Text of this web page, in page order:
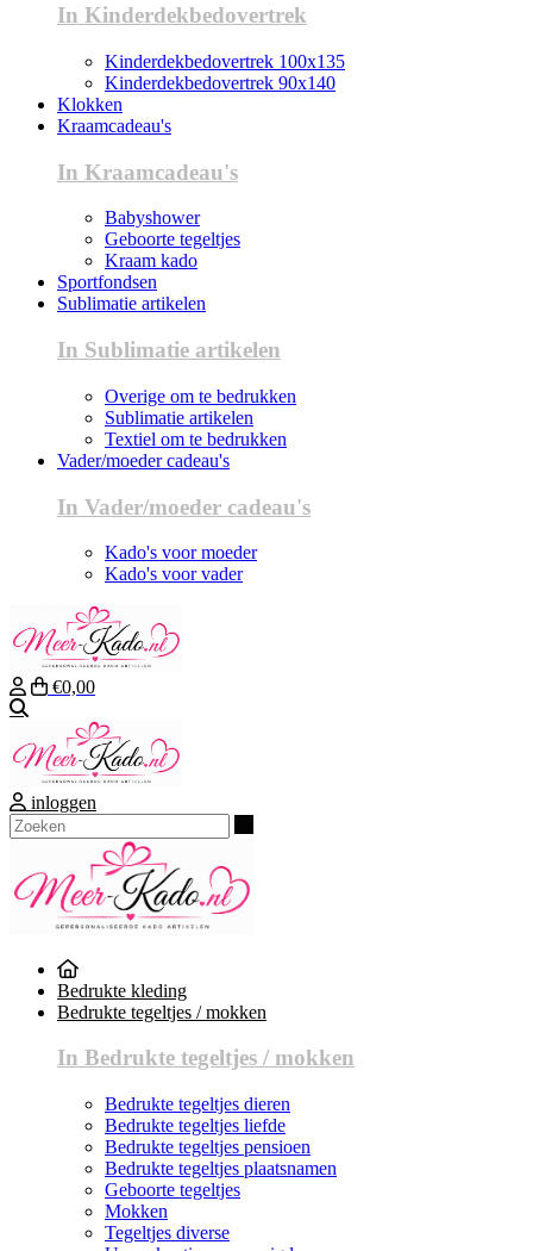
In Kinderdekbedovertrek
Kinderdekbedovertrek 100x135
Kinderdekbedovertrek 90x140
Klokken
Kraamcadeau's
In Kraamcadeau's
Babyshower
Geboorte tegeltjes
Kraam kado
Sportfondsen
Sublimatie artikelen
In Sublimatie artikelen
Overige om te bedrukken
Sublimatie artikelen
Textiel om te bedrukken
Vader/moeder cadeau's
In Vader/moeder cadeau's
Kado's voor moeder
Kado's voor vader
€0,00
inloggen
Bedrukte kleding
Bedrukte tegeltjes / mokken
In Bedrukte tegeltjes / mokken
Bedrukte tegeltjes dieren
Bedrukte tegeltjes liefde
Bedrukte tegeltjes pensioen
Bedrukte tegeltjes plaatsnamen
Geboorte tegeltjes
Mokken
Tegeltjes diverse